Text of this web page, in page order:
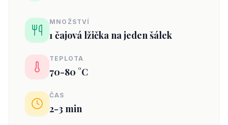
MNOŽSTVÍ
1 čajová lžička na jeden šálek
TEPLOTA
70-80 °C
ČAS
2-3 min